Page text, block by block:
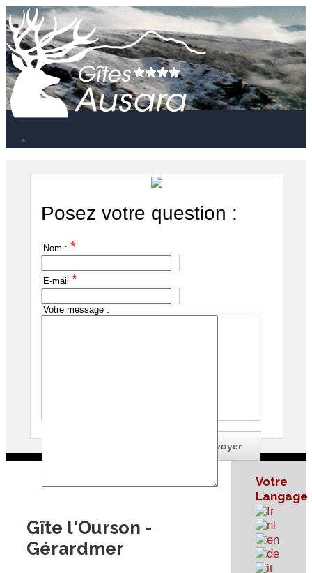
Posez votre question :
Nom : *
E-mail *
Votre message :
Votre
Langage
Gîte l'Ourson -
Gérardmer